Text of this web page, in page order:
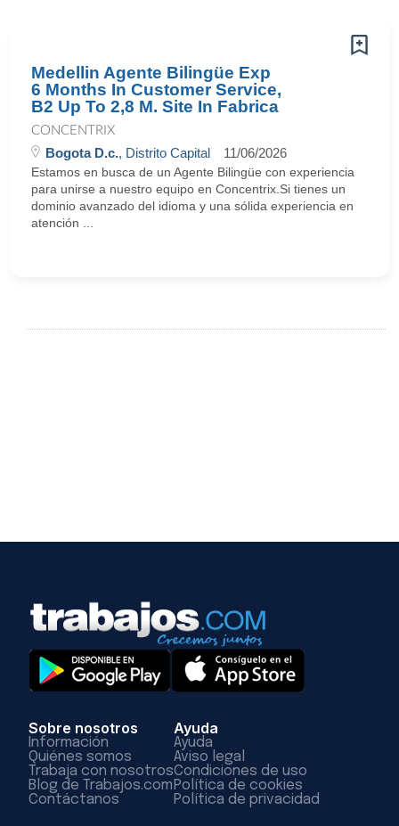
Medellin Agente Bilingüe Exp
6 Months In Customer Service,
B2 Up To 2,8 M. Site In Fabrica
CONCENTRIX
Bogota D.c., Distrito Capital 11/06/2026
Estamos en busca de un Agente Bilingüe con experiencia
para unirse a nuestro equipo en Concentrix.Si tienes un
dominio avanzado del idioma y una sólida experiencia en
atención ...
Sobre nosotros
Información
Quiénes somos
Trabaja con nosotros
Blog de Trabajos.com
Contáctanos
Ayuda
Ayuda
Aviso legal
Condiciones de uso
Política de cookies
Política de privacidad